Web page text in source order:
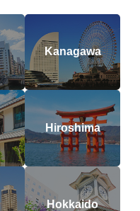
Kanagawa
Hiroshima
Hokkaido